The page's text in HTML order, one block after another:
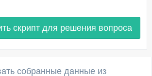
скрипт для решения вопроса
собранные данные из